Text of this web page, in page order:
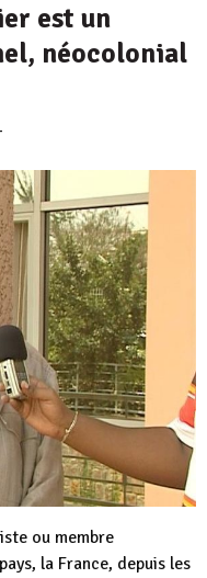
est un
néocolonial
ou membre
la France, depuis les